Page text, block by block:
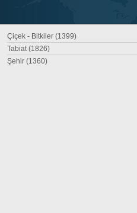
Çiçek - Bitkiler (1399)
Tabiat (1826)
Şehir (1360)